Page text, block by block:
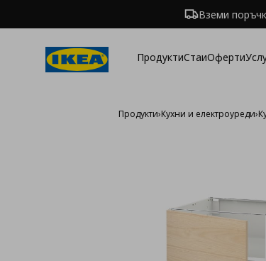
Вземи
ПродуктиСтаиОферти
Продукти›Кухни и електроуреди›